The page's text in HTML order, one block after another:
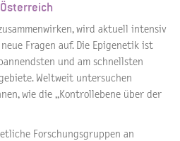
wird aktuell intensiv
Fragen auf. Die Epigenetik ist
und am schnellsten
Weltweit untersuchen
wie die „Kontrollebene über der
Forschungsgruppen an